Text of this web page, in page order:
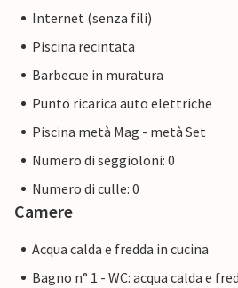
Internet (senza fili)
Piscina recintata
Barbecue in muratura
Punto ricarica auto elettriche
Piscina metà Mag - metà Set
Numero di seggioloni: 0
Numero di culle: 0
Camere
Acqua calda e fredda in cucina
Bagno n° 1 - WC: acqua calda e